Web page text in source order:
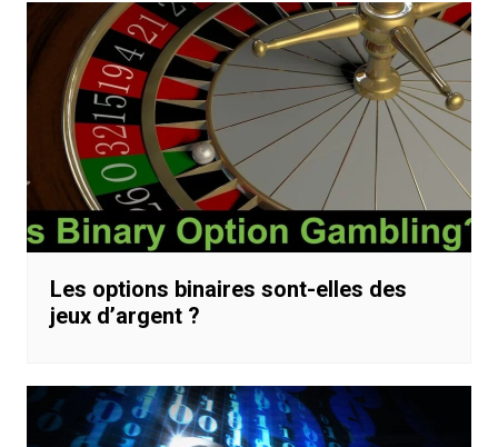
Les options binaires sont-elles des
jeux d’argent ?